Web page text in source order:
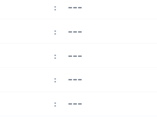
: ---
: ---
: ---
: ---
: ---